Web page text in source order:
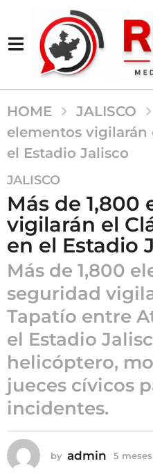
HOME JALISCO
elementos vigilarán
el Estadio Jalisco
5
m
e
s
e
a
g
o
5
m
e
s
e
g
o
JALISCO
Más de 1,800
vigilarán el
en el Estadio
Más de 1,800
seguridad
Tapatío entre
el Estadio
helicóptero,
jueces cívicos
incidentes.
by admin 5